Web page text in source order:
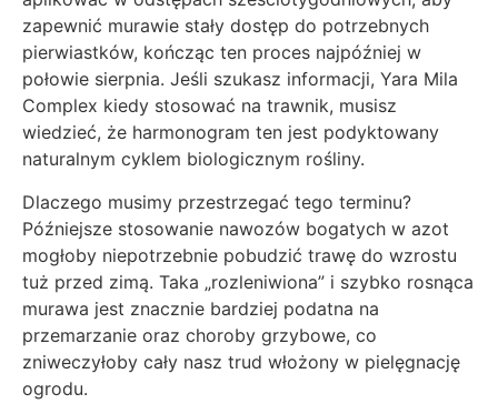
zapewnić murawie stały dostęp do potrzebnych
pierwiastków, kończąc ten proces najpóźniej w
połowie sierpnia. Jeśli szukasz informacji, Yara Mila
Complex kiedy stosować na trawnik, musisz
wiedzieć, że harmonogram ten jest podyktowany
naturalnym cyklem biologicznym rośliny.
Dlaczego musimy przestrzegać tego terminu?
Późniejsze stosowanie nawozów bogatych w azot
mogłoby niepotrzebnie pobudzić trawę do wzrostu
tuż przed zimą. Taka „rozleniwiona” i szybko rosnąca
murawa jest znacznie bardziej podatna na
przemarzanie oraz choroby grzybowe, co
zniweczyłoby cały nasz trud włożony w pielęgnację
ogrodu.